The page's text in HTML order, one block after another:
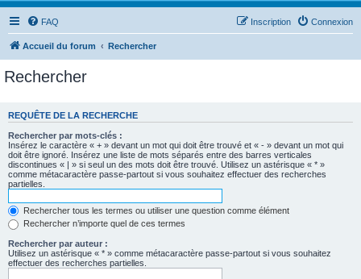
FAQ Connexion
Inscription
Accueil du forum Rechercher
Rechercher
REQUÊTE DE LA RECHERCHE
Rechercher par mots-clés :
Insérez le caractère « + » devant un mot qui doit être trouvé et « - » devant un mot qui
doit être ignoré. Insérez une liste de mots séparés entre des barres verticales
discontinues « | » si seul un des mots doit être trouvé. Utilisez un astérisque « * »
comme métacaractère passe-partout si vous souhaitez effectuer des recherches
partielles.
Rechercher tous les termes ou utiliser une question comme élément
Rechercher n’importe quel de ces termes
Rechercher par auteur :
Utilisez un astérisque « * » comme métacaractère passe-partout si vous souhaitez
effectuer des recherches partielles.